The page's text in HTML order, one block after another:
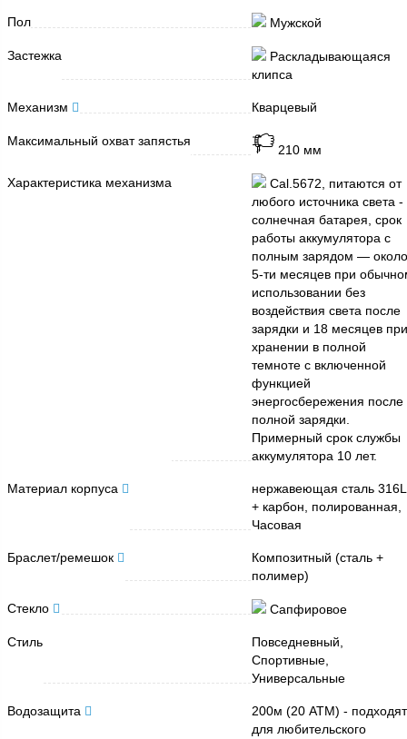
Пол Мужской
Застежка
Раскладывающаяся
клипса
Механизм Кварцевый
Максимальный охват запястья
210 мм
Характеристика механизма
Cal.5672, питаются от
любого источника света -
солнечная батарея, срок
работы аккумулятора с
полным зарядом — около
5-ти месяцев при
использовании без
воздействия света после
зарядки и 18 месяцев при
хранении в полной
темноте с включенной
функцией
энергосбережения после
полной зарядки.
Примерный срок службы
аккумулятора 10 лет.
Материал корпуса
нержавеющая сталь 316L
+ карбон, полированная,
Часовая
Браслет/ремешок
Композитный (сталь +
полимер)
Стекло Сапфировое
Стиль
Повседневный,
Спортивные,
Универсальные
Водозащита
200м (20 АТМ) - подходят
для любительского